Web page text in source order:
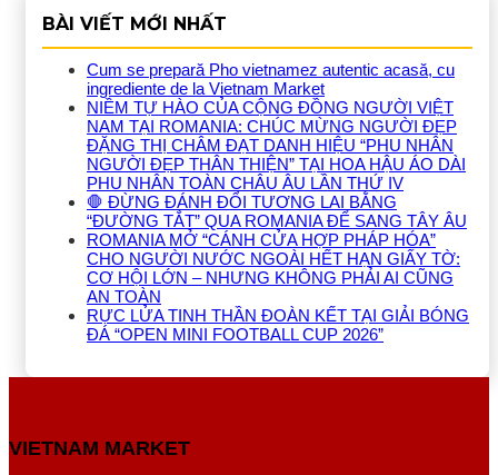
BÀI VIẾT MỚI NHẤT
Cum se prepară Pho vietnamez autentic acasă, cu
ingrediente de la Vietnam Market
NIỀM TỰ HÀO CỦA CỘNG ĐỒNG NGƯỜI VIỆT
NAM TẠI ROMANIA: CHÚC MỪNG NGƯỜI ĐẸP
ĐẶNG THỊ CHÂM ĐẠT DANH HIỆU “PHU NHÂN
NGƯỜI ĐẸP THÂN THIỆN” TẠI HOA HẬU ÁO DÀI
PHU NHÂN TOÀN CHÂU ÂU LẦN THỨ IV
🛑 ĐỪNG ĐÁNH ĐỔI TƯƠNG LAI BẰNG
“ĐƯỜNG TẮT” QUA ROMANIA ĐỂ SANG TÂY ÂU
ROMANIA MỞ “CÁNH CỬA HỢP PHÁP HÓA”
CHO NGƯỜI NƯỚC NGOÀI HẾT HẠN GIẤY TỜ:
CƠ HỘI LỚN – NHƯNG KHÔNG PHẢI AI CŨNG
AN TOÀN
RỰC LỬA TINH THẦN ĐOÀN KẾT TẠI GIẢI BÓNG
ĐÁ “OPEN MINI FOOTBALL CUP 2026”
VIETNAM MARKET